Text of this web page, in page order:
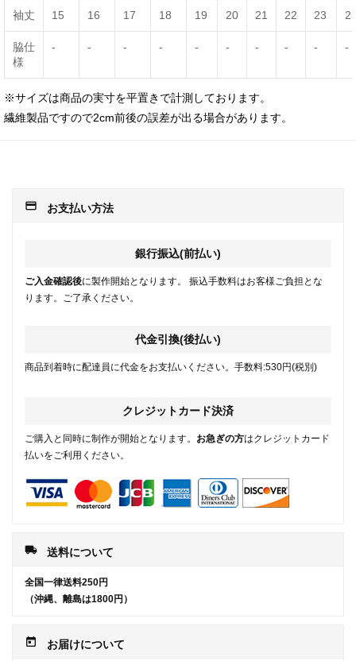
袖丈 15 16 17 18 19 20 21 22 23
脇仕
様
- - - - - - - - - -
※サイズは商品の実寸を平置きで計測しております。
繊維製品ですので2cm前後の誤差が出る場合があります。
payment お支払い方法
銀行振込(前払い)
ご入金確認後に製作開始となります。 振込手数料はお客様ご負担とな
ります。ご了承ください。
代金引換(後払い)
商品到着時に配達員に代金をお支払いください。手数料:530円(税別)
クレジットカード決済
ご購入と同時に制作が開始となります。 お急ぎの方はクレジットカード
払いをご利用ください。
local_shipping 送料について
全国一律送料250円
（沖縄、離島は1800円）
today お届けについて